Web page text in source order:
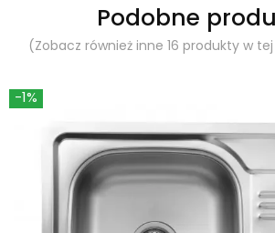
Podobne
(Zobacz również inne 16 produkty w
-1%